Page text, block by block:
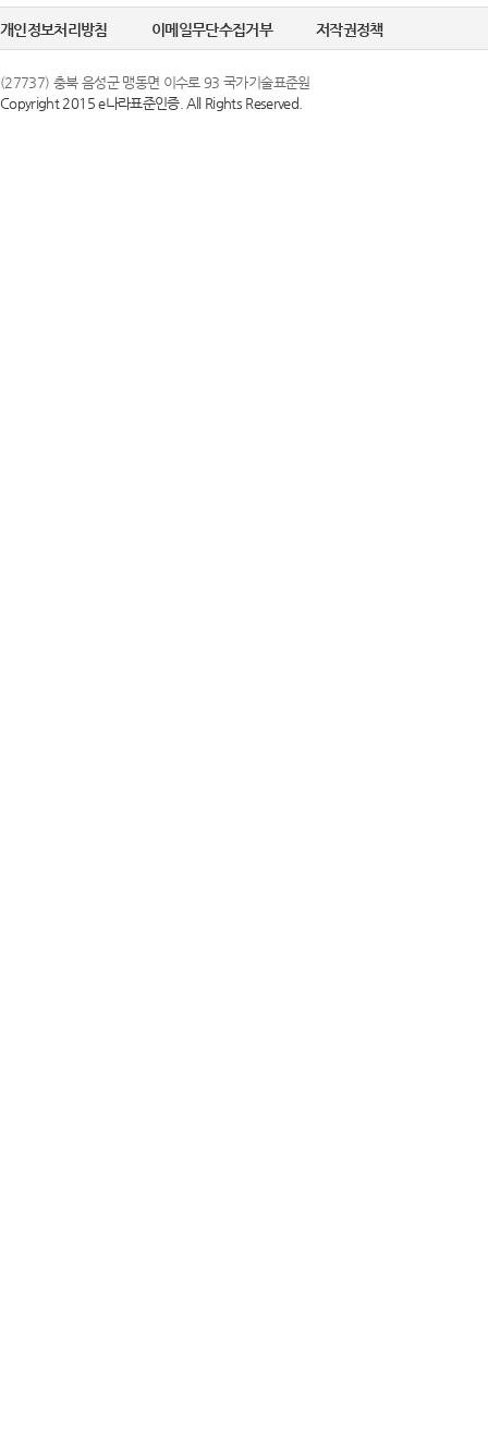
개인정보처리방침 이메일무단수집거부 저작권정책
(27737) 충북 음성군 맹동면 이수로 93 국가기술표준원
Copyright 2015 e나라표준인증. All Rights Reserved.